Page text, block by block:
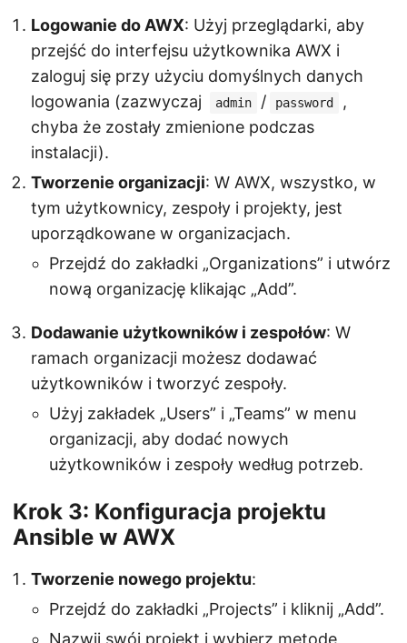
Logowanie do AWX: Użyj przeglądarki, aby
przejść do interfejsu użytkownika AWX i
zaloguj się przy użyciu domyślnych danych
logowania (zazwyczaj
admin / password
,
chyba że zostały zmienione podczas
instalacji).
Tworzenie organizacji: W AWX, wszystko, w
tym użytkownicy, zespoły i projekty, jest
uporządkowane w organizacjach.
Przejdź do zakładki „Organizations” i utwórz
nową organizację klikając „Add”.
Dodawanie użytkowników i zespołów: W
ramach organizacji możesz dodawać
użytkowników i tworzyć zespoły.
Użyj zakładek „Users” i „Teams” w menu
organizacji, aby dodać nowych
użytkowników i zespoły według potrzeb.
Krok 3: Konfiguracja projektu
Ansible w AWX
Tworzenie nowego projektu:
Przejdź do zakładki „Projects” i kliknij „Add”.
Nazwij swój projekt i wybierz metodę